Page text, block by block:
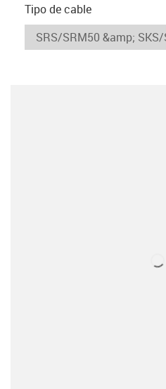
Tipo de cable